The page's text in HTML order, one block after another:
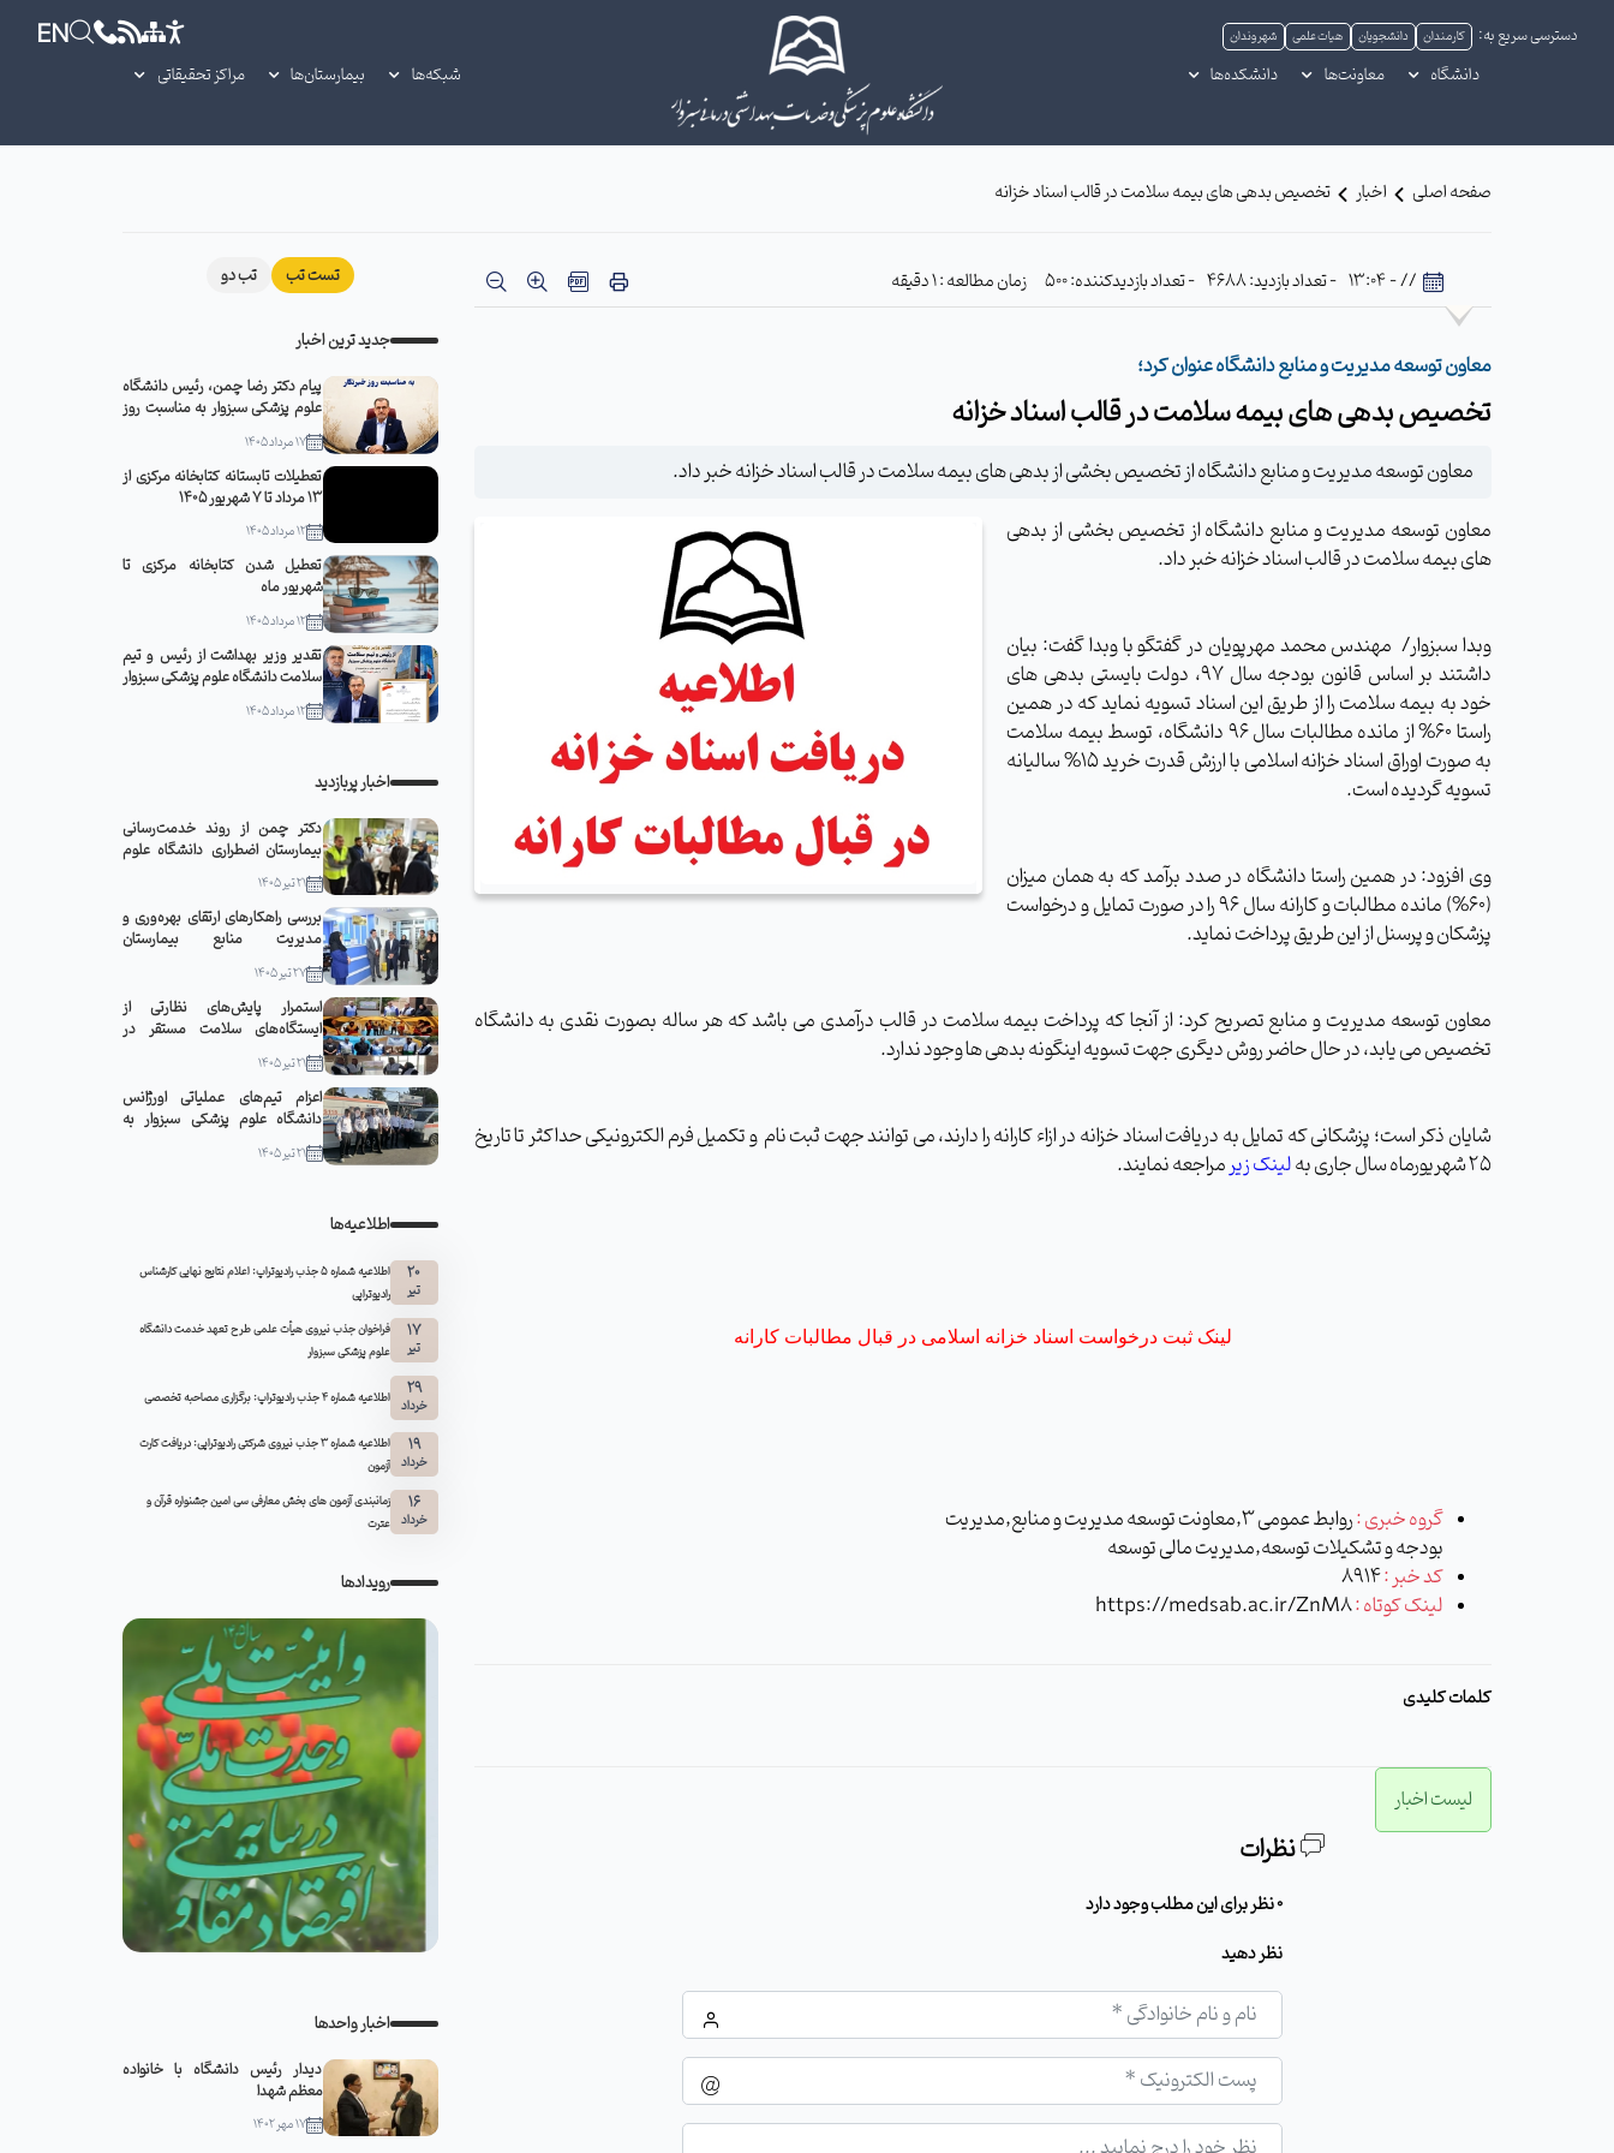
دسترسی سریع به: کارمندان دانشجویان هیات علمی شهروندان EN
دانشگاه معاونت‌ها دانشکده‌ها شبکه‌ها بیمارستان‌ها مراکز تحقیقاتی
صفحه اصلی اخبار تخصیص بدهی های بیمه سلامت در قالب اسناد خزانه
// - 13:04 - تعداد بازدید: 4688 - تعداد بازدیدکننده: 500 زمان مطالعه : 1 دقیقه
معاون توسعه مدیریت و منابع دانشگاه عنوان کرد؛
تخصیص بدهی های بیمه سلامت در قالب اسناد خزانه
معاون توسعه مدیریت و منابع دانشگاه از تخصیص بخشی از بدهی های بیمه سلامت در قالب اسناد خزانه خبر داد.
معاون توسعه مدیریت و منابع دانشگاه از تخصیص بخشی از بدهی
های بیمه سلامت در قالب اسناد خزانه خبر داد.
وبدا سبزوار/ مهندس محمد مهرپویان در گفتگو با وبدا گفت: بیان
داشتند بر اساس قانون بودجه سال 97، دولت بایستی بدهی های
خود به بیمه سلامت را از طریق این اسناد تسویه نماید که در همین
راستا 60% از مانده مطالبات سال 96 دانشگاه، توسط بیمه سلامت
به صورت اوراق اسناد خزانه اسلامی با ارزش قدرت خرید 15% سالیانه
تسویه گردیده است.
وی افزود: در همین راستا دانشگاه در صدد برآمد که به همان میزان
(60%) مانده مطالبات و کارانه سال 96 را در صورت تمایل و درخواست
پزشکان و پرسنل از این طریق پرداخت نماید.
معاون توسعه مدیریت و منابع تصریح کرد: از آنجا که پرداخت بیمه سلامت در قالب درآمدی می باشد که هر ساله بصورت نقدی به دانشگاه
تخصیص می یابد، در حال حاضر روش دیگری جهت تسویه اینگونه بدهی ها وجود ندارد.
شایان ذکر است؛ پزشکانی که تمایل به دریافت اسناد خزانه در ازاء کارانه را دارند، می توانند جهت ثبت نام و تکمیل فرم الکترونیکی حداکثر تا تاریخ
25 شهریورماه سال جاری به
لینک زیر مراجعه نمایند.
لینک ثبت درخواست اسناد خزانه اسلامی در قبال مطالبات کارانه
گروه خبری :
روابط عمومی 3,معاونت توسعه مدیریت و منابع,مدیریت
بودجه و تشکیلات توسعه,مدیریت مالی توسعه
کد خبر :8914
لینک کوتاه :https://medsab.ac.ir/ZnM8
کلمات کلیدی
لیست اخبار
نظرات
0 نظر برای این مطلب وجود دارد
نظر دهید
تست تب تب دو
جدید ترین اخبار
پیام دکتر رضا چمن، رئیس دانشگاه
علوم پزشکی سبزوار به مناسبت روز
خبرنگار
17 مرداد 1405
تعطیلات تابستانه کتابخانه مرکزی از
13 مرداد تا 7 شهریور 1405
12 مرداد 1405
تعطیل شدن کتابخانه مرکزی تا
شهریور ماه
12 مرداد 1405
تقدیر وزیر بهداشت از رئیس و تیم
سلامت دانشگاه علوم پزشکی سبزوار
12 مرداد 1405
اخبار پربازدید
دکتر چمن از روند خدمت‌رسانی
بیمارستان اضطراری دانشگاه علوم
پزشکی سبزوار در مشهد مقدس
بازدید کرد
21 تیر 1405
بررسی راهکارهای ارتقای بهره‌وری و
مدیریت منابع بیمارستان
قمربنی‌هاشم(ع) جوین با حضور
رئیس دانشگاه
27 تیر 1405
استمرار پایش‌های نظارتی از
ایستگاه‌های سلامت مستقر در
مواکب سبزوار
21 تیر 1405
اعزام تیم‌های عملیاتی اورژانس
دانشگاه علوم پزشکی سبزوار به
مشهد مقدس
21 تیر 1405
اطلاعیه‌ها
20
تیر
اطلاعیه شماره 5 جذب رادیوتراپ: اعلام نتایج نهایی کارشناس
رادیوتراپی
17
تیر
فراخوان جذب نیروی هیأت علمی طرح تعهد خدمت دانشگاه
علوم پزشکی سبزوار
29
خرداد اطلاعیه شماره ۴ جذب رادیوتراپ: برگزاری مصاحبه تخصصی
19
خرداد
اطلاعیه شماره 3 جذب نیروی شرکتی رادیوتراپی: دریافت کارت
آزمون
16
خرداد
زمانبندی آزمون های بخش معارفی سی امین جشنواره قرآن و
عترت
رویدادها
اخبار واحدها
دیدار رئیس دانشگاه با خانواده
معظم شهدا
۱۷ مهر ۱۴۰۲